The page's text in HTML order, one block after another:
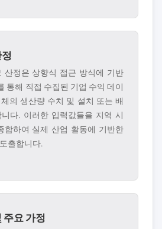
산정은 상향식 접근 방식에 기반
통해 직접 수집된 기업 수익 데이
의 생산량 수치 및 설치 또는 배
다. 이러한 입력값들을 지역 시
합하여 실제 산업 활동에 기반한
출합니다.
주요 가정